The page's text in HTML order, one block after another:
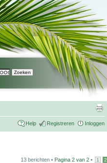
Help Registreren Inloggen
13 berichten • Pagina 2 van 2 • 1 2